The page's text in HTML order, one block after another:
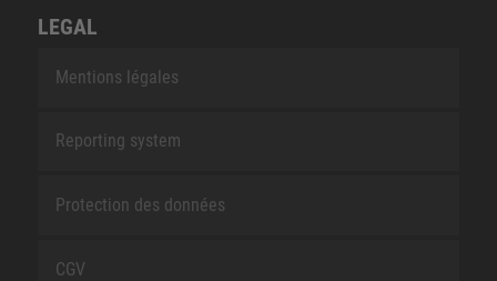
LEGAL
Mentions légales
Reporting system
Protection des données
CGV